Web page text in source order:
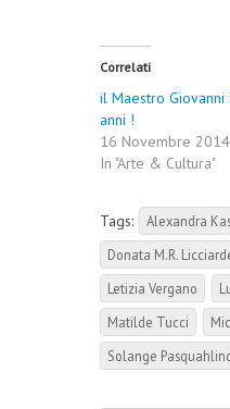
Correlati
il Maestro
anni !
16 Novembre 2014
In "Arte & Cultura"
Tags: Alexandra
Donata M.R.
Letizia Vergano
Matilde Tucci
Solange